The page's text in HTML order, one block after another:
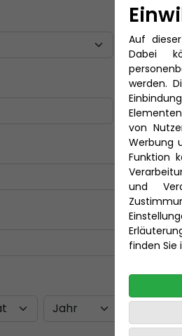
Titel
Auf
Dabei
werden.
von
Werbung
Funktion
und
finden Sie